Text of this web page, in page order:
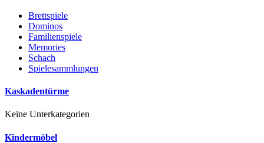
Brettspiele
Dominos
Familienspiele
Memories
Schach
Spielesammlungen
Kaskadentürme
Keine Unterkategorien
Kindermöbel